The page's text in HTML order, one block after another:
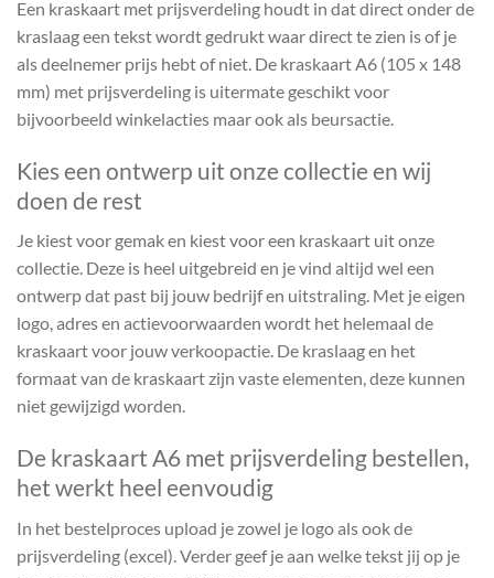
Een kraskaart met prijsverdeling houdt in dat direct onder de
kraslaag een tekst wordt gedrukt waar direct te zien is of je
als deelnemer prijs hebt of niet. De kraskaart A6 (105 x 148
mm) met prijsverdeling is uitermate geschikt voor
bijvoorbeeld winkelacties maar ook als beursactie.
Kies een ontwerp uit onze collectie en wij
doen de rest
Je kiest voor gemak en kiest voor een kraskaart uit onze
collectie. Deze is heel uitgebreid en je vind altijd wel een
ontwerp dat past bij jouw bedrijf en uitstraling. Met je eigen
logo, adres en actievoorwaarden wordt het helemaal de
kraskaart voor jouw verkoopactie. De kraslaag en het
formaat van de kraskaart zijn vaste elementen, deze kunnen
niet gewijzigd worden.
De kraskaart A6 met prijsverdeling bestellen,
het werkt heel eenvoudig
In het bestelproces upload je zowel je logo als ook de
prijsverdeling (excel). Verder geef je aan welke tekst jij op je